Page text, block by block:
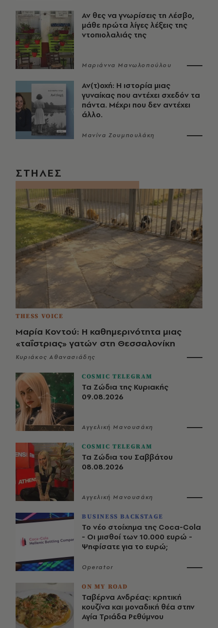
Αν θες να γνωρίσεις τη Λέσβο,
μάθε πρώτα λίγες λέξεις της
ντοπιολαλιάς της
Μαριάννα Μανωλοπούλου
Αν(τ)οχή: Η ιστορία μιας
γυναίκας που αντέχει σχεδόν τα
πάντα. Μέχρι που δεν αντέχει
άλλο.
Μανίνα Ζουμπουλάκη
ΣΤΗΛΕΣ
THESS VOICE
Μαρία Κοντού: Η καθημερινότητα μιας
«ταΐστριας» γατών στη Θεσσαλονίκη
Κυριάκος Αθανασιάδης
COSMIC TELEGRAM
Τα Ζώδια της Κυριακής
09.08.2026
Αγγελική Μανουσάκη
COSMIC TELEGRAM
Τα Ζώδια του Σαββάτου
08.08.2026
Αγγελική Μανουσάκη
BUSINESS BACKSTAGE
Το νέο στοίχημα της Coca-Cola
- Οι μισθοί των 10.000 ευρώ -
Ψηφίσατε για το ευρώ;
Operator
ON MY ROAD
Ταβέρνα Ανδρέας: κρητική
κουζίνα και μοναδική θέα στην
Αγία Τριάδα Ρεθύμνου